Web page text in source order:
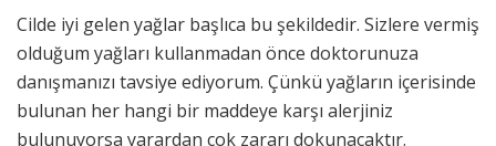
Cilde iyi gelen yağlar başlıca bu şekildedir. Sizlere vermiş
olduğum yağları kullanmadan önce doktorunuza
danışmanızı tavsiye ediyorum. Çünkü yağların içerisinde
bulunan her hangi bir maddeye karşı alerjiniz
bulunuyorsa yarardan çok zararı dokunacaktır.